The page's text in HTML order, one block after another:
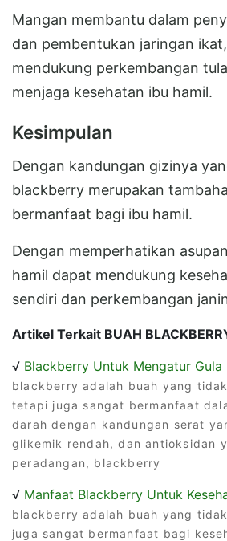
Mangan membantu dalam
dan pembentukan jaringan
mendukung perkembangan
menjaga kesehatan ibu hamil.
Kesimpulan
Dengan kandungan gizinya
blackberry merupakan
bermanfaat bagi ibu hamil.
Dengan memperhatikan
hamil dapat mendukung
sendiri dan perkembangan
Artikel Terkait BUAH
√ Blackberry Untuk Mengatur Gula
blackberry adalah buah yang
tetapi juga sangat bermanfaat
darah dengan kandungan serat
glikemik rendah, dan antioksidan
peradangan, blackberry
√ Manfaat Blackberry Untuk
blackberry adalah buah yang
juga sangat bermanfaat bagi